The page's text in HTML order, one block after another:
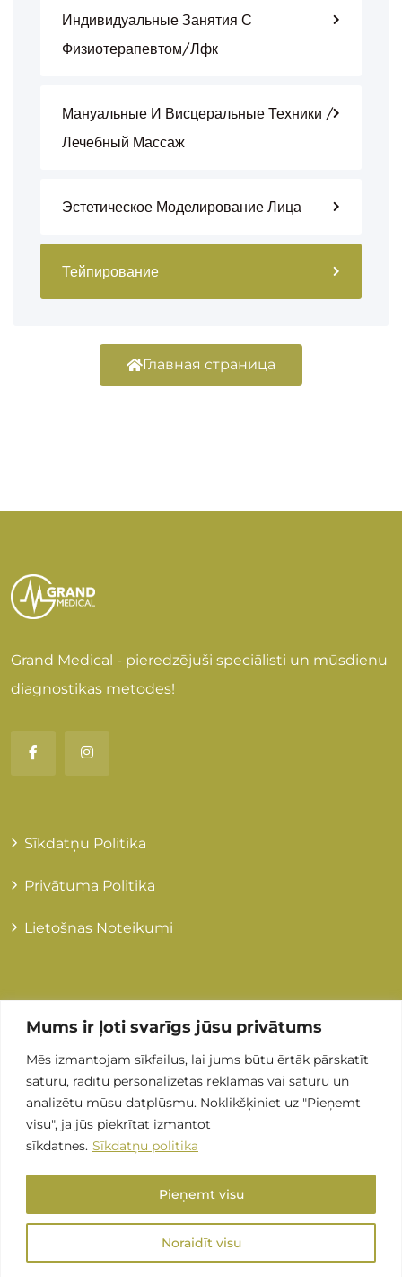
Mums ir ļoti svarīgs jūsu privātums
Mēs izmantojam sīkfailus, lai jums būtu ērtāk pārskatīt
saturu, rādītu personalizētas reklāmas vai saturu un
analizētu mūsu datplūsmu. Noklikšķiniet uz "Pieņemt
visu", ja jūs piekrītat izmantot
sīkdatnes. Sīkdatņu politika
Noraidīt visu
Pieņemt visu
Индивидуальные Занятия С
Физиотерапевтом/лфк
Мануальные И Висцеральные Техники /
Лечебный Массаж
Эстетическое Моделирование Лица
Тейпирование
Главная страница
Grand Medical - pieredzējuši speciālisti un mūsdienu
diagnostikas metodes!
Sīkdatņu Politika
Privātuma Politika
Lietošnas Noteikumi
Kontakti
+371 255 89 505
Info@grandmedical.lv
Stirnu iela 8, LV-1082, Rīga (ARS Valeo)
SIA “Smart Diagnostic” © 2026